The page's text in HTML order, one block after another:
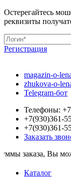
Остерегайтесь
реквизиты
Регистрация
magazin-o-
zhukova-o-
Telegram-бот
Телефоны:
+7(930)361-
+7(930)361-
Заказать
Вы можете
Каталог